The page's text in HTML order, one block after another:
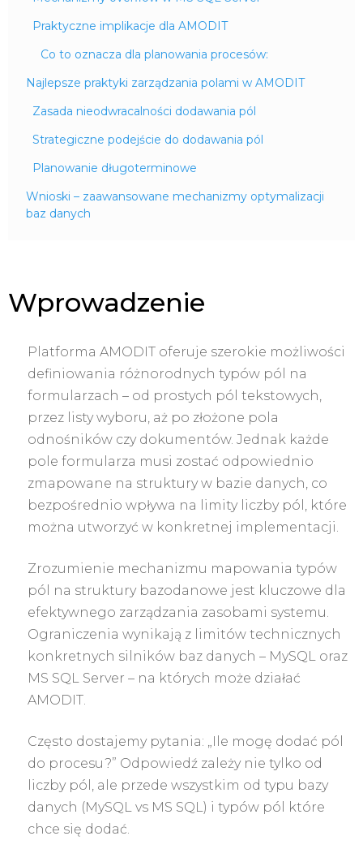
Praktyczne implikacje dla AMODIT
Co to oznacza dla planowania procesów:
Najlepsze praktyki zarządzania polami w AMODIT
Zasada nieodwracalności dodawania pól
Strategiczne podejście do dodawania pól
Planowanie długoterminowe
Wnioski – zaawansowane mechanizmy optymalizacji
baz danych
Wprowadzenie
Platforma AMODIT oferuje szerokie możliwości
definiowania różnorodnych typów pól na
formularzach – od prostych pól tekstowych,
przez listy wyboru, aż po złożone pola
odnośników czy dokumentów. Jednak każde
pole formularza musi zostać odpowiednio
zmapowane na struktury w bazie danych, co
bezpośrednio wpływa na limity liczby pól, które
można utworzyć w konkretnej implementacji.
Zrozumienie mechanizmu mapowania typów
pól na struktury bazodanowe jest kluczowe dla
efektywnego zarządzania zasobami systemu.
Ograniczenia wynikają z limitów technicznych
konkretnych silników baz danych – MySQL oraz
MS SQL Server – na których może działać
AMODIT.
Często dostajemy pytania: „Ile mogę dodać pól
do procesu?” Odpowiedź zależy nie tylko od
liczby pól, ale przede wszystkim od typu bazy
danych (MySQL vs MS SQL) i typów pól które
chce się dodać.